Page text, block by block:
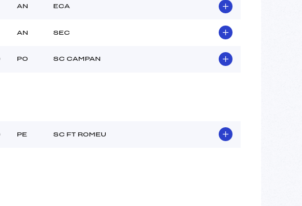
AN ECA
AN SEC
PO SC CAMPAN
PE SC FT ROMEU